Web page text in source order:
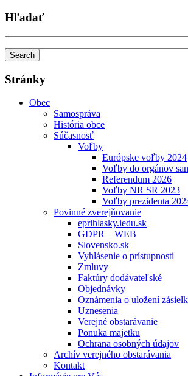
Hľadať
Stránky
Obec
Samospráva
História obce
Súčasnosť
Voľby
Európske voľby 2024
Voľby do orgánov
Referendum 2026
Voľby NR SR 2023
Voľby prezidenta
Povinné zverejňovanie
eprihlasky.iedu.sk
GDPR – WEB
Slovensko.sk
Vyhlásenie o prístupnosti
Zmluvy
Faktúry dodávateľské
Objednávky
Oznámenia o uložení
Uznesenia
Verejné obstarávanie
Ponuka majetku
Ochrana osobných údajov
Archív verejného obstarávania
Kontakt